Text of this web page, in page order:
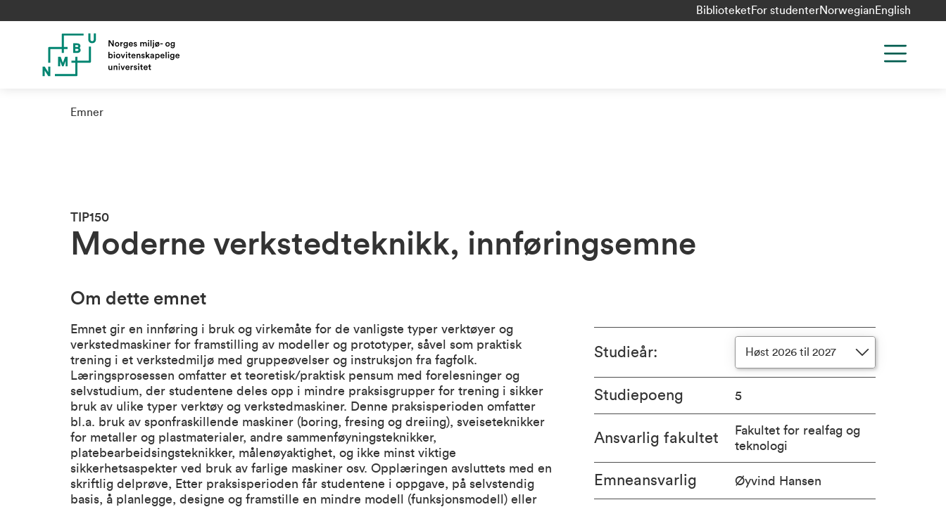
Biblioteket For studenterNorwegian English
Emner
TIP150
Moderne verkstedteknikk, innføringsemne
Om dette emnet
Emnet gir en innføring i bruk og virkemåte for de vanligste typer verktøyer og
verkstedmaskiner for framstilling av modeller og prototyper, såvel som praktisk
trening i et verkstedmiljø med gruppeøvelser og instruksjon fra fagfolk.
Læringsprosessen omfatter et teoretisk/praktisk pensum med forelesninger og
selvstudium, der studentene deles opp i mindre praksisgrupper for trening i sikker
bruk av ulike typer verktøy og verkstedmaskiner. Denne praksisperioden omfatter
bl.a. bruk av sponfraskillende maskiner (boring, fresing og dreiing), sveiseteknikker
for metaller og plastmaterialer, andre sammenføyningsteknikker,
platebearbeidsingsteknikker, målenøyaktighet, og ikke minst viktige
sikkerhetsaspekter ved bruk av farlige maskiner osv. Opplæringen avsluttets med en
skriftlig delprøve, Etter praksisperioden får studentene i oppgave, på selvstendig
basis, å planlegge, designe og framstille en mindre modell (funksjonsmodell) eller
Studieår: Høst 2026 til 2027
Studiepoeng 5
Ansvarlig fakultet
Fakultet for realfag og
teknologi
Emneansvarlig Øyvind Hansen